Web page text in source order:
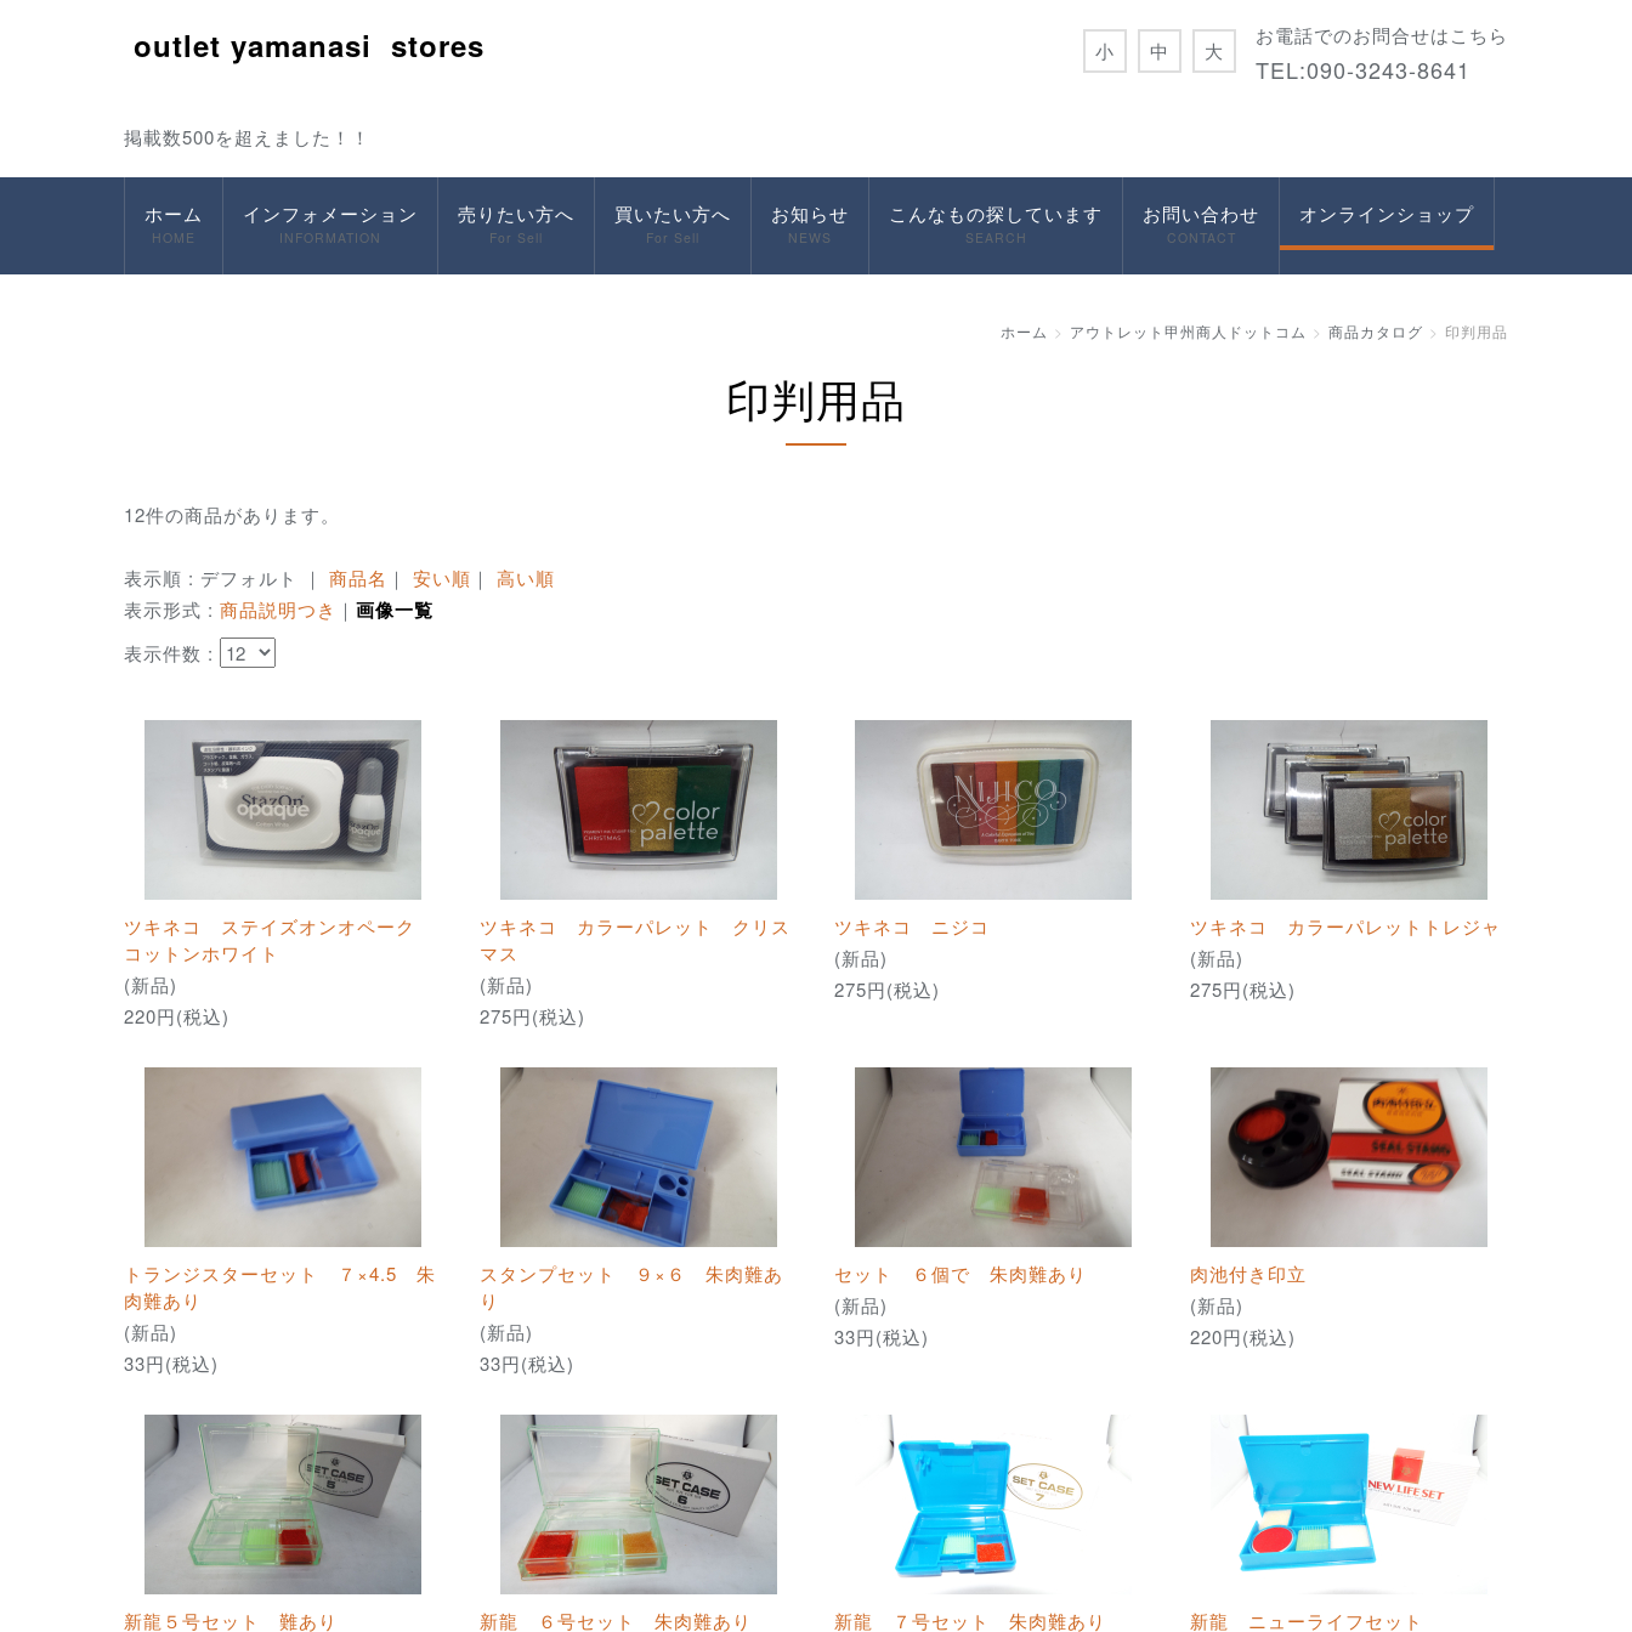
outlet yamanasi stores
掲載数500を超えました！！
お電話でのお問合せはこちら
TEL:090-3243-8641
小 中 大
ホーム
HOME
インフォメーション
INFORMATION
売りたい方へ
For Sell
買いたい方へ
For Sell
お知らせ
NEWS
こんなもの探しています
SEARCH
お問い合わせ
CONTACT
オンラインショップ
ホーム アウトレット甲州商人ドットコム 商品カタログ 印判用品
印判用品
12件の商品があります。
表示順 : デフォルト ｜ 商品名 ｜ 安い順 ｜ 高い順
表示形式 : 商品説明つき ｜ 画像一覧
表示件数 :
ツキネコ ステイズオンオペーク
コットンホワイト
(新品)
220円(税込)
ツキネコ カラーパレット クリス
マス
(新品)
275円(税込)
ツキネコ ニジコ
(新品)
275円(税込)
ツキネコ カラーパレットトレジャ
(新品)
275円(税込)
トランジスターセット ７×4.5 朱
肉難あり
(新品)
33円(税込)
スタンプセット ９×６ 朱肉難あ
り
(新品)
33円(税込)
セット ６個で 朱肉難あり
(新品)
33円(税込)
肉池付き印立
(新品)
220円(税込)
新龍５号セット 難あり 新龍 ６号セット 朱肉難あり 新龍 ７号セット 朱肉難あり 新龍 ニューライフセット